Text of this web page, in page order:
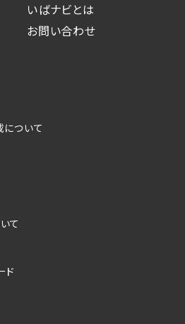
いばナビとは
お問い合わせ
について
て
ド